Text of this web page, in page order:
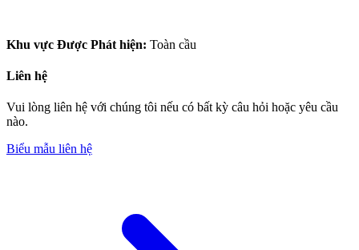
Khu vực Được Phát hiện: Toàn cầu
Liên hệ
Vui lòng liên hệ với chúng tôi nếu có bất kỳ câu hỏi hoặc yêu cầu
nào.
Biểu mẫu liên hệ